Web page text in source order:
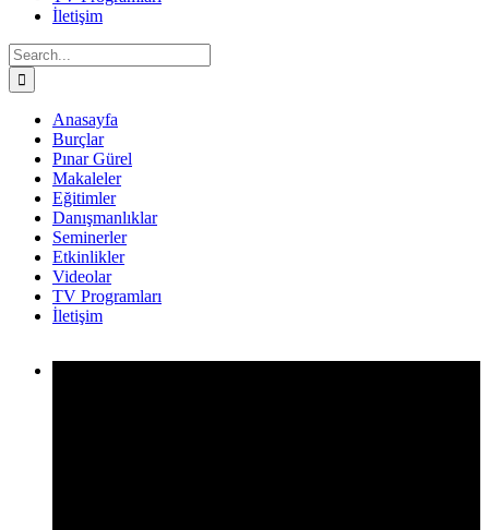
İletişim
Search
for:
Anasayfa
Burçlar
Pınar Gürel
Makaleler
Eğitimler
Danışmanlıklar
Seminerler
Etkinlikler
Videolar
TV Programları
İletişim